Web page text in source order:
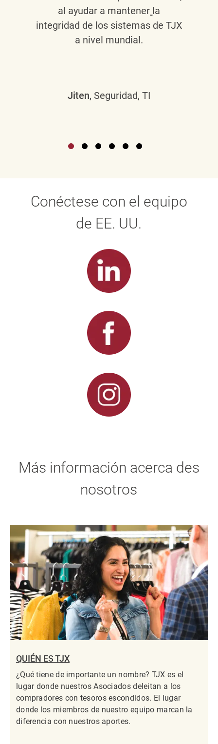
al ayudar a mantener la
integridad de los sistemas de TJX
a nivel mundial.
Jiten, Seguridad, TI
Conéctese con el equipo
de EE. UU.
Más información acerca des
nosotros
QUIÉN ES TJX
¿Qué tiene de importante un nombre? TJX es el
lugar donde nuestros Asociados deleitan a los
compradores con tesoros escondidos. El lugar
donde los miembros de nuestro equipo marcan la
diferencia con nuestros aportes.